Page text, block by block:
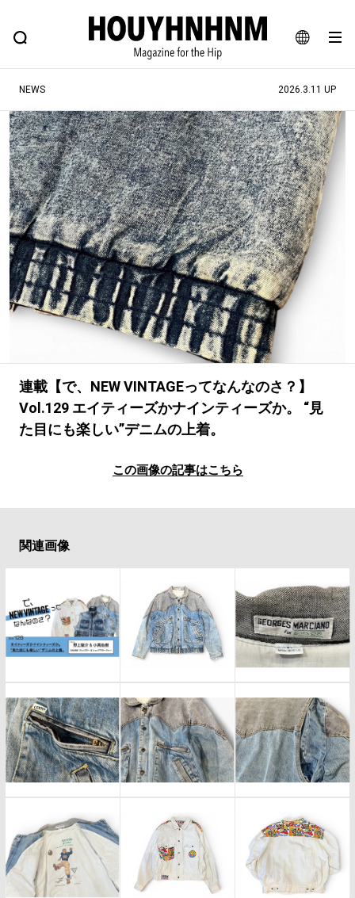
JA
EN
FEATURE BLOG SNAP
ヒップなファッション、カルチャー、ライフスタイルWEBマガジン
#注目のタグ
#SHOPPING ADDICT #憧れの逸品
#ESSENTIAL DESIGNS #古着サミット
#NEW VINTAGE #マイナーグッド図鑑
#路地裏てぃーん。 #MONTHLY JOURNAL
#GH 銘品の所以 #フイナムのYouTube
#Commune H #FOCUS IT #AH.H
#ととけん #FASHION #MUSIC #MOVIE
#SNEAKER #OUTDOOR
#SPORTS #HANDSOME HANDBOOK
NEWS 2026.3.11 UP
連載【で、NEW VINTAGEってなんなのさ？】
Vol.129 エイティーズかナインティーズか。 “見
た目にも楽しい”デニムの上着。
この画像の記事はこちら
関連画像